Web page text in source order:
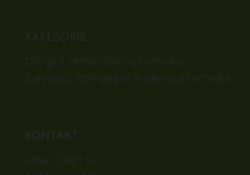
KATEGORIE
KONTAKT